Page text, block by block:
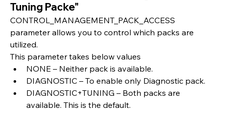
Tuning Packe"
CONTROL_MANAGEMENT_PACK_ACCESS
parameter allows you to control which packs are
utilized.
This parameter takes below values
NONE – Neither pack is available.
DIAGNOSTIC – To enable only Diagnostic pack.
DIAGNOSTIC+TUNING – Both packs are
available. This is the default.